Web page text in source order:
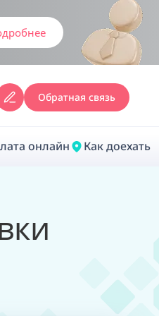
Обратная связь
онлайн Как доехать